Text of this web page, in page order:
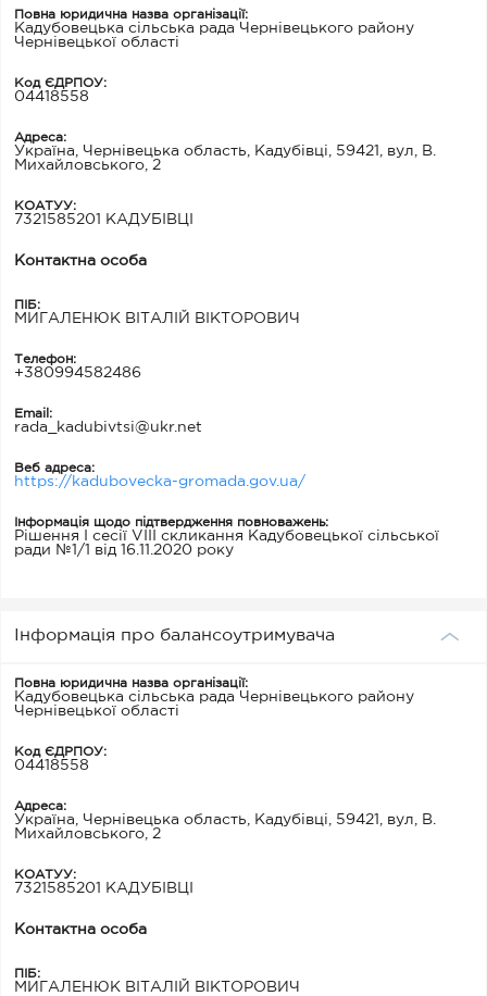
Повна юридична назва організації:
Кадубовецька сільська рада Чернівецького району
Чернівецької області
Код ЄДРПОУ:
04418558
Адреса:
Україна, Чернівецька область, Кадубівці, 59421, вул, В.
Михайловського, 2
КОАТУУ:
7321585201 КАДУБІВЦІ
Контактна особа
ПІБ:
МИГАЛЕНЮК ВІТАЛІЙ ВІКТОРОВИЧ
Телефон:
+380994582486
Email:
rada_kadubivtsi@ukr.net
Веб адреса:
https://kadubovecka-gromada.gov.ua/
Інформація щодо підтвердження повноважень:
Рішення І сесії VIII скликання Кадубовецької сільської
ради №1/1 від 16.11.2020 року
Інформація про балансоутримувача
Повна юридична назва організації:
Кадубовецька сільська рада Чернівецького району
Чернівецької області
Код ЄДРПОУ:
04418558
Адреса:
Україна, Чернівецька область, Кадубівці, 59421, вул, В.
Михайловського, 2
КОАТУУ:
7321585201 КАДУБІВЦІ
Контактна особа
ПІБ:
МИГАЛЕНЮК ВІТАЛІЙ ВІКТОРОВИЧ